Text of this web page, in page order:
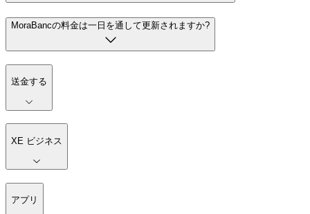
MoraBancの料金は一日を通して更新されますか?
送金する
XE ビジネス
アプリ